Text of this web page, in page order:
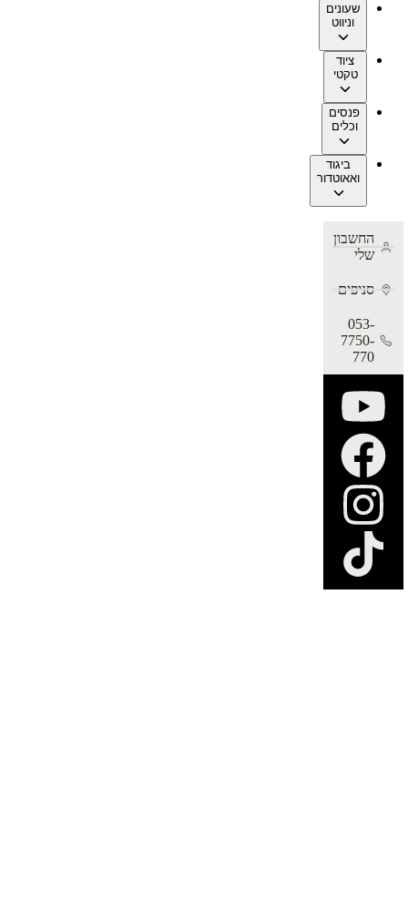
שעונים
וניווט
ציוד
טקטי
פנסים
וכלים
ביגוד
ואאוטדור
החשבון
שלי
סניפים
053-
7750-
770